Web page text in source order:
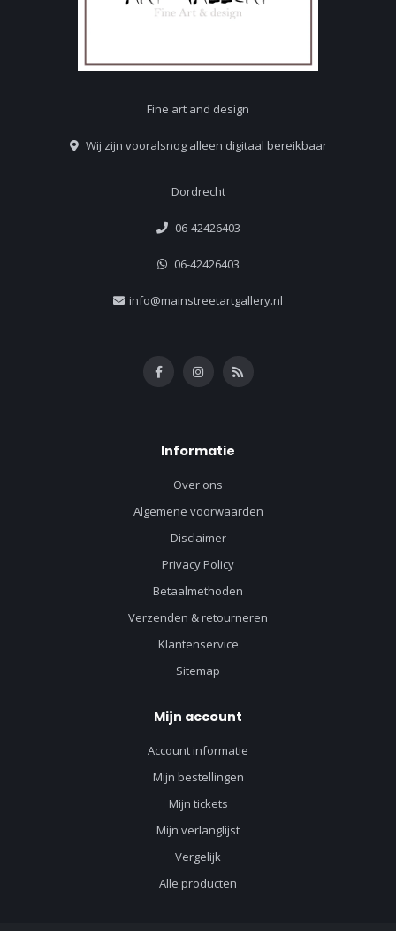
Fine art and design
Wij zijn vooralsnog alleen digitaal bereikbaar
Dordrecht
06-42426403
06-42426403
info@mainstreetartgallery.nl
Informatie
Over ons
Algemene voorwaarden
Disclaimer
Privacy Policy
Betaalmethoden
Verzenden & retourneren
Klantenservice
Sitemap
Mijn account
Account informatie
Mijn bestellingen
Mijn tickets
Mijn verlanglijst
Vergelijk
Alle producten